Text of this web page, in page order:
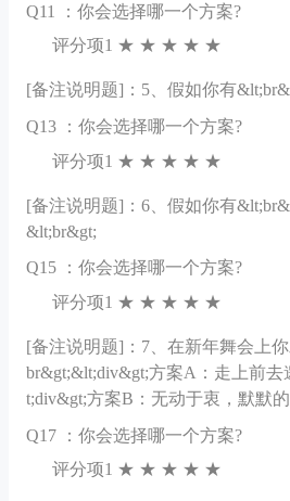
Q11 ：你会选择哪一个方案?
评分项1 ★ ★ ★ ★ ★
[备注说明题]： 5、假如你有
Q13 ：你会选择哪一个方案?
评分项1 ★ ★ ★ ★ ★
[备注说明题]： 6、假如你有
&lt;br&gt;
Q15 ：你会选择哪一个方案?
评分项1 ★ ★ ★ ★ ★
[备注说明题]： 7、在新年舞会上
br&gt;&lt;div&gt;方案A：走上前
t;div&gt;方案B：无动于衷，默默
Q17 ：你会选择哪一个方案?
评分项1 ★ ★ ★ ★ ★